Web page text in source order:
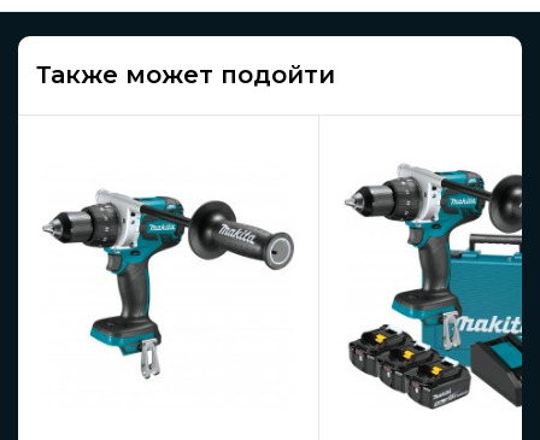
Также может подойти